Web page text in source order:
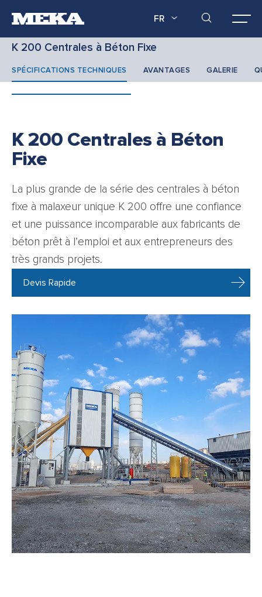
FR
K 200 Centrales à Béton Fixe
SPÉCIFICATIONS TECHNIQUES AVANTAGES GALERIE
K 200 Centrales à Béton
Fixe
La plus grande de la série des centrales à béton
fixe à malaxeur unique K 200 offre une confiance
et une puissance incomparable aux fabricants de
béton prêt à l’emploi et aux entrepreneurs des
très grands projets.
Devis Rapide